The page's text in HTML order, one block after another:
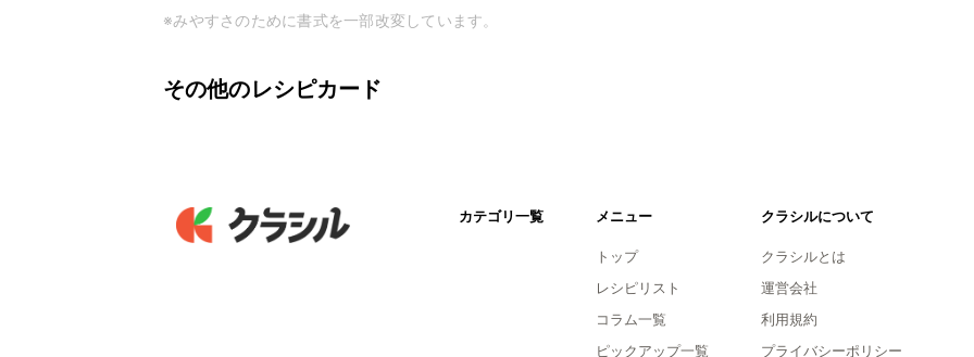
※みやすさのために書式を一部改変しています。
その他のレシピカード
カテゴリ一覧 メニュー
トップ
レシピリスト
コラム一覧
ピックアップ一覧
クラシルについて
クラシルとは
運営会社
利用規約
プライバシーポリシー